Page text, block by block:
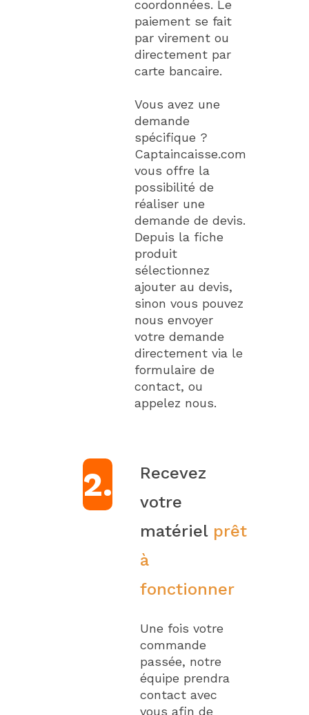
coordonnées. Le
paiement se fait
par virement ou
directement par
carte bancaire.
Vous avez une
demande
spécifique ?
Captaincaisse.com
vous offre la
possibilité de
réaliser une
demande de devis.
Depuis la fiche
produit
sélectionnez
ajouter au devis,
sinon vous pouvez
nous envoyer
votre demande
directement via le
formulaire de
contact, ou
appelez nous.
2.
Recevez
votre
matériel prêt
à
fonctionner
Une fois votre
commande
passée, notre
équipe prendra
contact avec
vous afin de